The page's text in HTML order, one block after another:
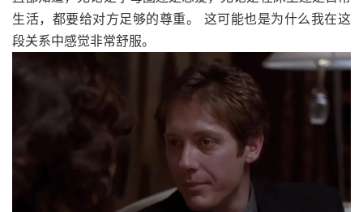
生活，都要给对方足够的尊重。 这可能也是为什么我在这
段关系中感觉非常舒服。